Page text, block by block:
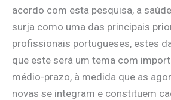
acordo com esta pesquisa, a
surja como uma das principais
profissionais portugueses, estes
que este será um tema com
médio-prazo, à medida que as
novas se integram e constituem